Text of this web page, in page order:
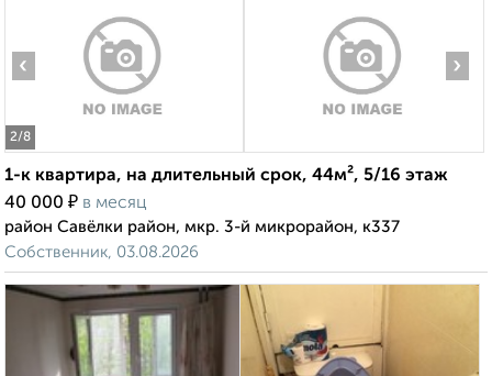
2/8
‹ ›
1-к квартира, на длительный срок, 44м², 5/16 этаж
40 000 ₽ в месяц
район Савёлки район, мкр. 3-й микрорайон, к337
Собственник, 03.08.2026